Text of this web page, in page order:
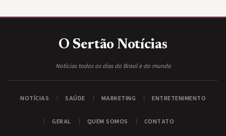
O Sertão Notícias
Notícias todos os dias do Brasil e do mundo
NOTÍCIAS SAÚDE MARKETING ENTRETENIMENTO
GERAL QUEM SOMOS CONTATO